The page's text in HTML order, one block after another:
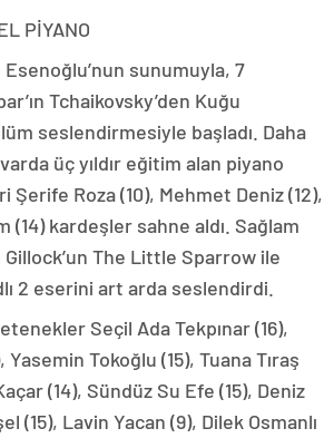
PİYANO
sunumuyla, 7
Tchaikovsky’den Kuğu
seslendirmesiyle başladı. Daha
üç yıldır eğitim alan piyano
Roza (10), Mehmet Deniz (12),
(14) kardeşler sahne aldı. Sağlam
The Little Sparrow ile
2 eserini art arda seslendirdi.
Seçil Ada Tekpınar (16),
Yasemin Tokoğlu (15), Tuana Tıraş
(14), Sündüz Su Efe (15), Deniz
(15), Lavin Yacan (9), Dilek Osmanlı